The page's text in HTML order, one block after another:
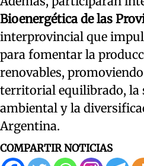
Bioenergética de las
interprovincial que
para fomentar la
renovables,
territorial equilibrado, la
ambiental y la
Argentina.
COMPARTIR NOTICIAS